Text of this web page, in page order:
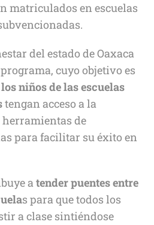
matriculados en escuelas
del estado de Oaxaca
cuyo objetivo es
los niños de las escuelas
tengan acceso a la
de
para facilitar su éxito en
atender puentes entre
s para que todos los
a clase sintiéndose